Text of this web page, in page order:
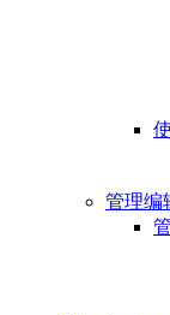
管理编